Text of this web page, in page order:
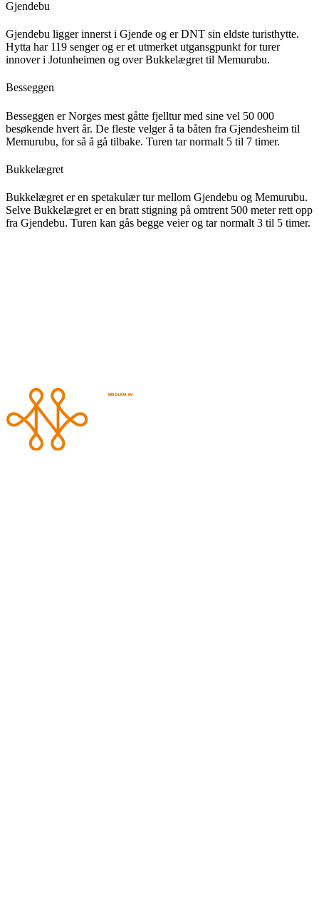
Gjendebu
Gjendebu ligger innerst i Gjende og er DNT sin eldste turisthytte.
Hytta har 119 senger og er et utmerket utgansgpunkt for turer
innover i Jotunheimen og over Bukkelægret til Memurubu.
Besseggen
Besseggen er Norges mest gåtte fjelltur med sine vel 50 000
besøkende hvert år. De fleste velger å ta båten fra Gjendesheim til
Memurubu, for så å gå tilbake. Turen tar normalt 5 til 7 timer.
Bukkelægret
Bukkelægret er en spetakulær tur mellom Gjendebu og Memurubu.
Selve Bukkelægret er en bratt stigning på omtrent 500 meter rett opp
fra Gjendebu. Turen kan gås begge veier og tar normalt 3 til 5 timer.